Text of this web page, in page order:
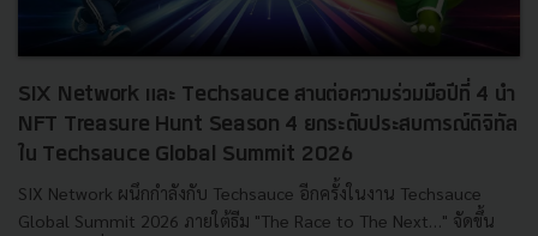
SIX Network และ Techsauce สานต่อความร่วมมือปีที่ 4 นำ
NFT Treasure Hunt Season 4 ยกระดับประสบการณ์ดิจิทัล
ใน Techsauce Global Summit 2026
SIX Network ผนึกกำลังกับ Techsauce อีกครั้งในงาน Techsauce
Global Summit 2026 ภายใต้ธีม "The Race to The Next…" จัดขึ้น